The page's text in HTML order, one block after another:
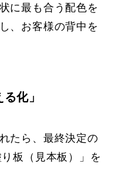
に最も合う配色を
、お客様の背中を
化」
たら、最終決定の
板（見本板）」を